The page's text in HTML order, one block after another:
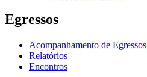
Egressos
Acompanhamento de Egressos
Relatórios
Encontros